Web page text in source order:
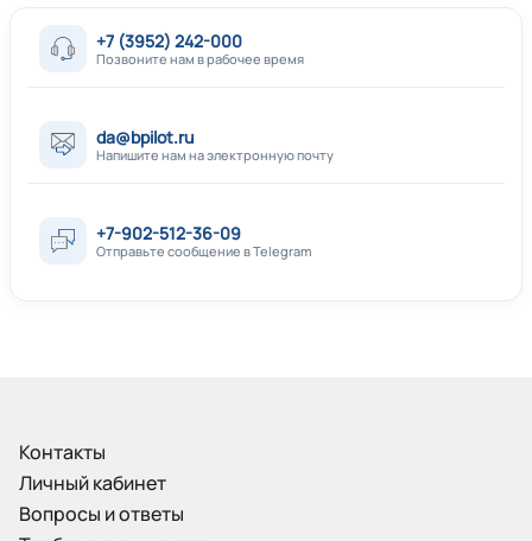
+7 (3952) 242-000
Позвоните нам в рабочее время
da@bpilot.ru
Напишите нам на электронную почту
+7-902-512-36-09
Отправьте сообщение в Telegram
Контакты
Личный кабинет
Вопросы и ответы